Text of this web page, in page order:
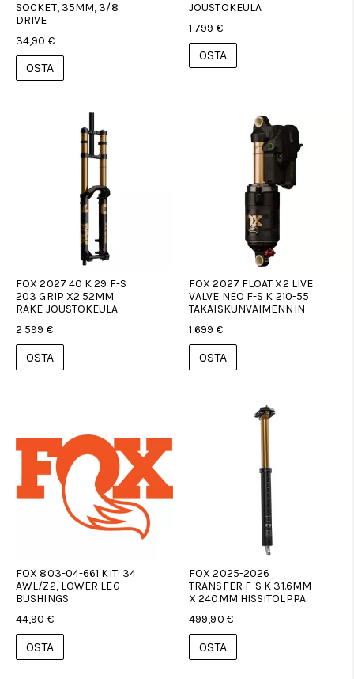
SOCKET, 35MM, 3/8
DRIVE
34,90 €
OSTA
JOUSTOKEULA
1 799 €
OSTA
FOX 2027 40 K 29 F-S
203 GRIP X2 52MM
RAKE JOUSTOKEULA
2 599 €
OSTA
FOX 2027 FLOAT X2 LIVE
VALVE NEO F-S K 210-55
TAKAISKUNVAIMENNIN
1 699 €
OSTA
FOX 803-04-661 KIT: 34
AWL/Z2, LOWER LEG
BUSHINGS
44,90 €
OSTA
FOX 2025-2026
TRANSFER F-S K 31.6MM
X 240MM HISSITOLPPA
499,90 €
OSTA